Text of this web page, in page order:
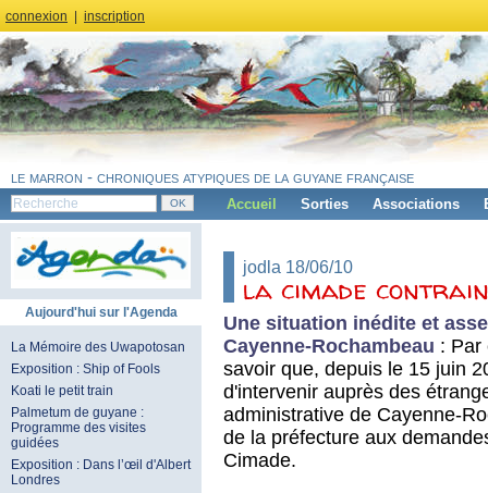
connexion inscription
le marron - chroniques atypiques de la guyane française
Accueil Sorties Associations
Aujourd'hui sur l'Agenda
La Mémoire des Uwapotosan
Exposition : Ship of Fools
Koati le petit train
Palmetum de guyane :
Programme des visites
guidées
Exposition : Dans l’œil d'Albert
Londres
jodla 18/06/10
la cimade
Une situation inédite et
Cayenne-Rochambeau : Par
savoir que, depuis le 15 juin
d'intervenir auprès des
administrative de Cayenne-
de la préfecture aux
Cimade.